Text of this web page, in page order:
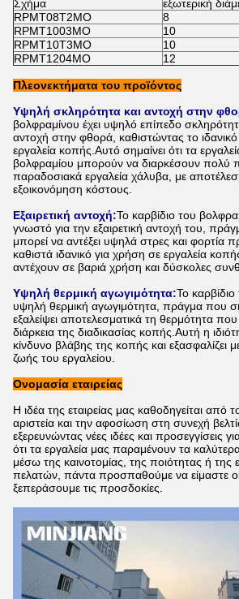
Σχήμα εξωτερική
RPMT08T2MO
8
RPMT1003MO
10
RPMT10T3MO
10
RPMT1204MO
12
Πλεονεκτήματα του προϊόντος
Υψηλή σκληρότητα και αντοχή στην
βολφραμίνου έχει υψηλό επίπεδο
αντοχή στην φθορά, καθιστώντας το
εργαλεία κοπής.Αυτό σημαίνει ότι τα
βολφραμίου μπορούν να διαρκέσουν πολύ
παραδοσιακά εργαλεία χάλυβα, με
εξοικονόμηση κόστους.
Εξαιρετική αντοχή:Το καρβίδιο του
γνωστό για την εξαιρετική αντοχή του,
μπορεί να αντέξει υψηλά στρες και φορτία
καθιστά ιδανικό για χρήση σε εργαλεία
αντέχουν σε βαριά χρήση και δύσκολες
Υψηλή θερμική αγωγιμότητα:Το
υψηλή θερμική αγωγιμότητα, πράγμα που
εξαλείψει αποτελεσματικά τη θερμότητα
διάρκεια της διαδικασίας κοπής.Αυτή η
κίνδυνο βλάβης της κοπής και εξασφαλίζει
ζωής του εργαλείου.
Ονομασία εταιρείας
Η ιδέα της εταιρείας μας καθοδηγείται από
αριστεία και την αφοσίωση στη συνεχή
εξερευνώντας νέες ιδέες και προσεγγίσεις
ότι τα εργαλεία μας παραμένουν τα
μέσω της καινοτομίας, της ποιότητας ή της
πελατών, πάντα προσπαθούμε να είμαστε οι
ξεπεράσουμε τις προσδοκίες.